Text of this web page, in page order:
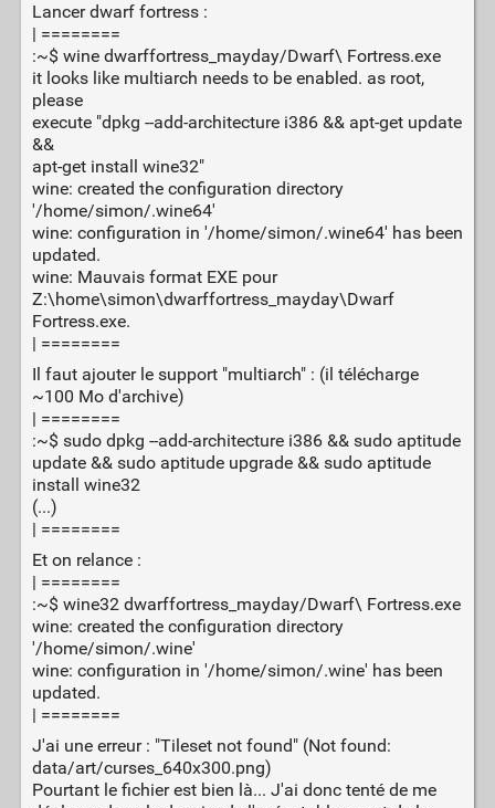
Lancer dwarf fortress :
| ========
:~$ wine dwarffortress_mayday/Dwarf\ Fortress.exe
it looks like multiarch needs to be enabled. as root,
please
execute "dpkg --add-architecture i386 && apt-get update
&&
apt-get install wine32"
wine: created the configuration directory
'/home/simon/.wine64'
wine: configuration in '/home/simon/.wine64' has been
updated.
wine: Mauvais format EXE pour
Z:\home\simon\dwarffortress_mayday\Dwarf
Fortress.exe.
| ========
Il faut ajouter le support "multiarch" : (il télécharge
~100 Mo d'archive)
| ========
:~$ sudo dpkg --add-architecture i386 && sudo aptitude
update && sudo aptitude upgrade && sudo aptitude
install wine32
(...)
| ========
Et on relance :
| ========
:~$ wine32 dwarffortress_mayday/Dwarf\ Fortress.exe
wine: created the configuration directory
'/home/simon/.wine'
wine: configuration in '/home/simon/.wine' has been
updated.
| ========
J'ai une erreur : "Tileset not found" (Not found:
data/art/curses_640x300.png)
Pourtant le fichier est bien là... J'ai donc tenté de me